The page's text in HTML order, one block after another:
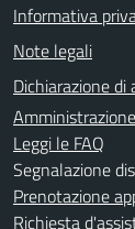
Informativa
Note legali
Dichiarazione di
Leggi le FAQ
Segnalazione
Prenotazione
Richiesta